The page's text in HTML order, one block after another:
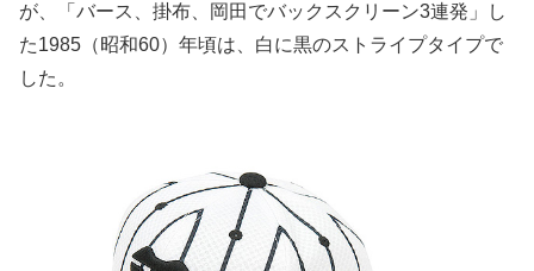
が、「 バース、掛布、岡田でバックスクリーン3連発」し
た1985（昭和60）年頃は、白に黒のストライプタイプで
した。